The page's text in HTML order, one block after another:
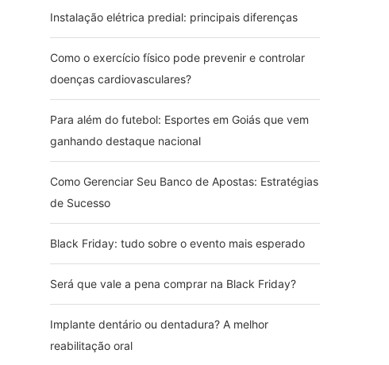
Instalação elétrica predial: principais diferenças
Como o exercício físico pode prevenir e controlar
doenças cardiovasculares?
Para além do futebol: Esportes em Goiás que vem
ganhando destaque nacional
Como Gerenciar Seu Banco de Apostas: Estratégias
de Sucesso
Black Friday: tudo sobre o evento mais esperado
Será que vale a pena comprar na Black Friday?
Implante dentário ou dentadura? A melhor
reabilitação oral